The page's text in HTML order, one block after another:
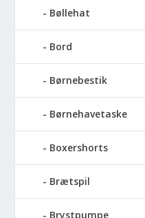
Bøllehat
Bord
Børnebestik
Børnehavetaske
Boxershorts
Brætspil
Brystpumpe